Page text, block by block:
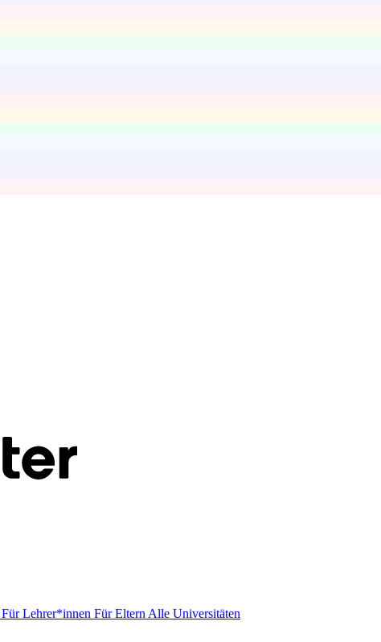
Für Lehrer*innen Für Eltern Alle Universitäten